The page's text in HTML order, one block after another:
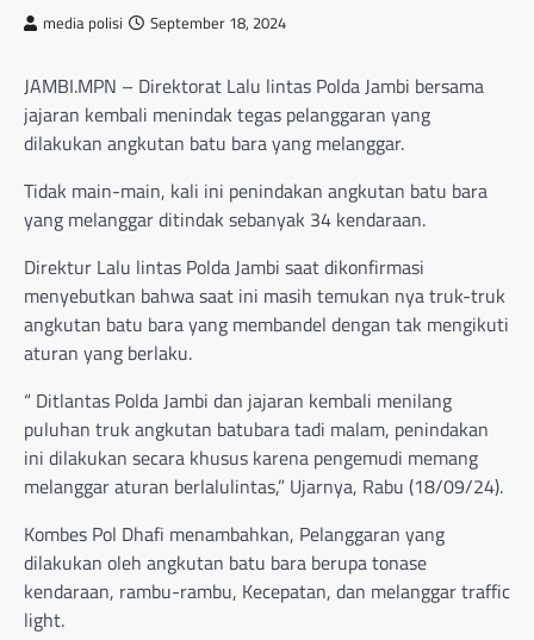
media polisi September 18, 2024
JAMBI.MPN – Direktorat Lalu lintas Polda Jambi bersama
jajaran kembali menindak tegas pelanggaran yang
dilakukan angkutan batu bara yang melanggar.
Tidak main-main, kali ini penindakan angkutan batu bara
yang melanggar ditindak sebanyak 34 kendaraan.
Direktur Lalu lintas Polda Jambi saat dikonfirmasi
menyebutkan bahwa saat ini masih temukan nya truk-truk
angkutan batu bara yang membandel dengan tak mengikuti
aturan yang berlaku.
“ Ditlantas Polda Jambi dan jajaran kembali menilang
puluhan truk angkutan batubara tadi malam, penindakan
ini dilakukan secara khusus karena pengemudi memang
melanggar aturan berlalulintas,” Ujarnya, Rabu (18/09/24).
Kombes Pol Dhafi menambahkan, Pelanggaran yang
dilakukan oleh angkutan batu bara berupa tonase
kendaraan, rambu-rambu, Kecepatan, dan melanggar traffic
light.